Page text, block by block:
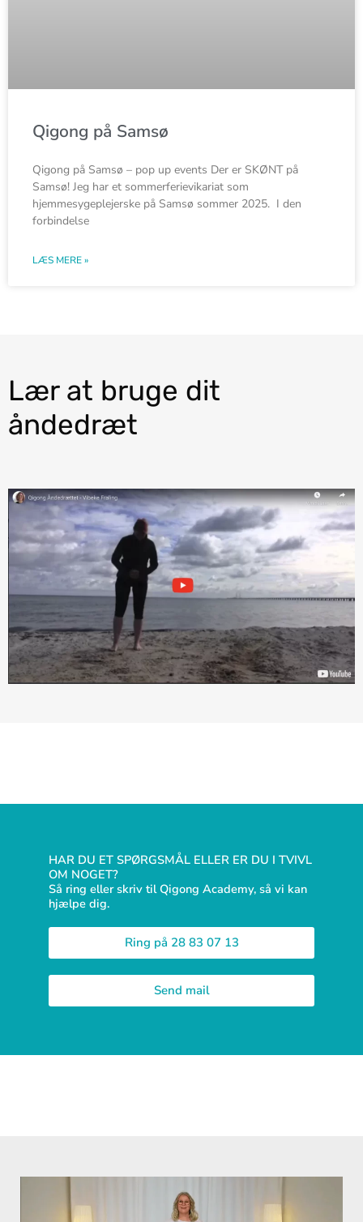
Qigong på Samsø
Qigong på Samsø – pop up events Der er SKØNT på
Samsø! Jeg har et sommerferievikariat som
hjemmesygeplejerske på Samsø sommer 2025. I den
forbindelse
LÆS MERE »
Lær at bruge dit
åndedræt
HAR DU ET SPØRGSMÅL ELLER ER DU I TVIVL
OM NOGET?
Så ring eller skriv til Qigong Academy, så vi kan
hjælpe dig.
Ring på 28 83 07 13
Send mail